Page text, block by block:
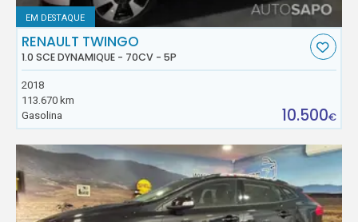
EM DESTAQUE
RENAULT TWINGO
1.0 SCE DYNAMIQUE - 70CV - 5P
2018
113.670 km
Gasolina
10.500€